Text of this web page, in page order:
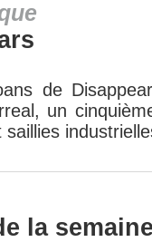
de
un
saillies
la